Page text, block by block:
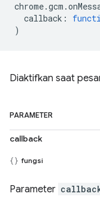
chrome.gcm .
callback :
)
Diaktifkan saat
PARAMETER
callback
fungsi
Parameter